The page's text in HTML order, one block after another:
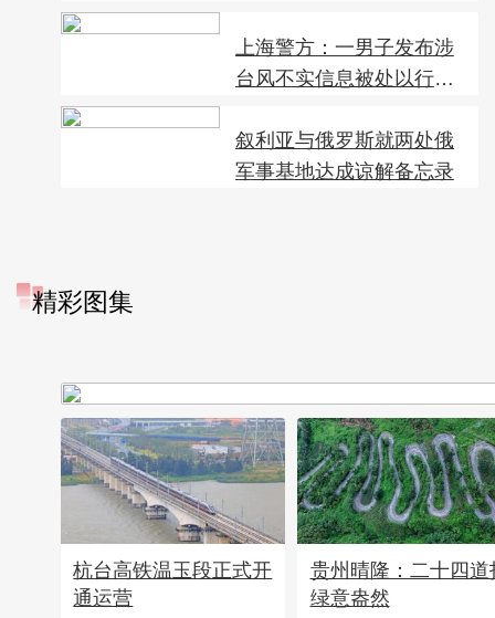
上海警方：一男子发布涉
台风不实信息被处以行政
叙利亚与俄罗斯就两处俄
军事基地达成谅解备忘录
精彩图集
杭台高铁温玉段正式开
通运营
贵州晴隆：二十四道
绿意盎然